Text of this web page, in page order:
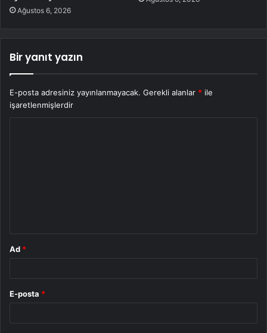
Ağustos 6, 2026
Bir yanıt yazın
E-posta adresiniz yayınlanmayacak. Gerekli alanlar * ile
işaretlenmişlerdir
Ad *
E-posta *